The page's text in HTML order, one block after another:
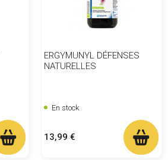
ERGYMUNYL DÉFENSES
NATURELLES
En stock
Prix
13,99 €